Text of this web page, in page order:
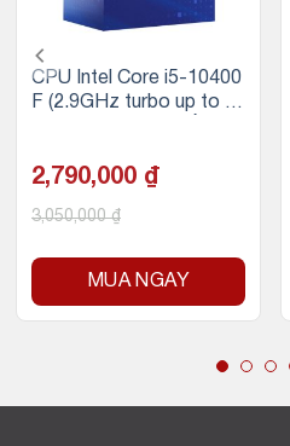
CPU Intel Core i5-10400
F (2.9GHz turbo up to 4.
ket Intel LGA 1200
2,790,000 ₫
3,050,000₫
MUA NGAY